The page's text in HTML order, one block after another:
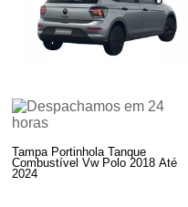
Tampa Portinhola Tanque
Combustível Vw Polo 2018 Até
2024